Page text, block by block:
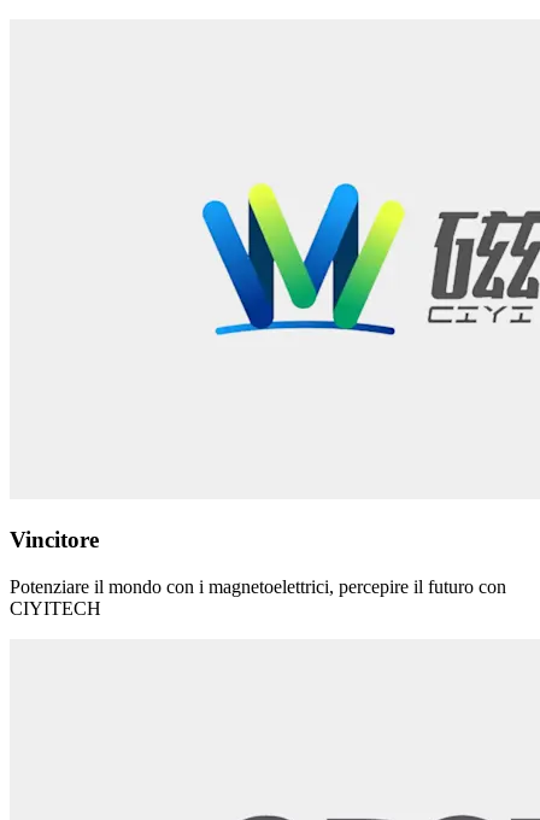
Vincitore
Potenziare il mondo con i magnetoelettrici, percepire il futuro con
CIYITECH